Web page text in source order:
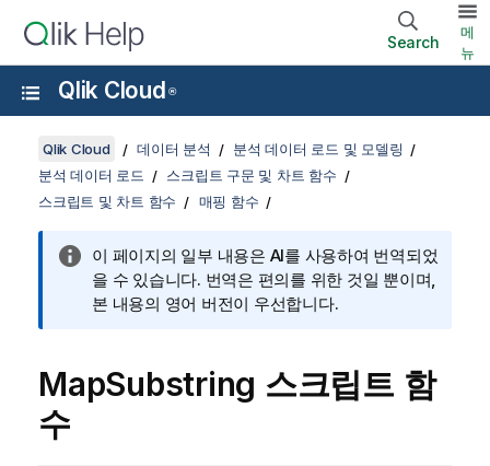
Search
메
뉴
Qlik Cloud ®
Qlik Cloud 데이터 분석
분석 데이터 로드 및 모델링
분석 데이터 로드
스크립트 구문 및 차트 함수
스크립트 및 차트 함수
매핑 함수
이 페이지의 일부 내용은 AI를 사용하여 번역되었
을 수 있습니다. 번역은 편의를 위한 것일 뿐이며,
본 내용의 영어 버전이 우선합니다.
MapSubstring 스크립트 함
수